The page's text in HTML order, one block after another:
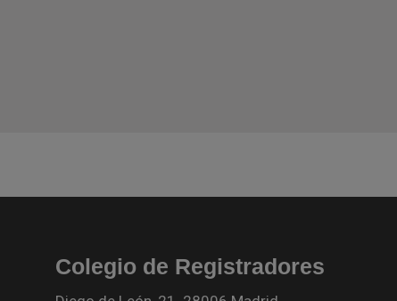
Colegio de Registradores